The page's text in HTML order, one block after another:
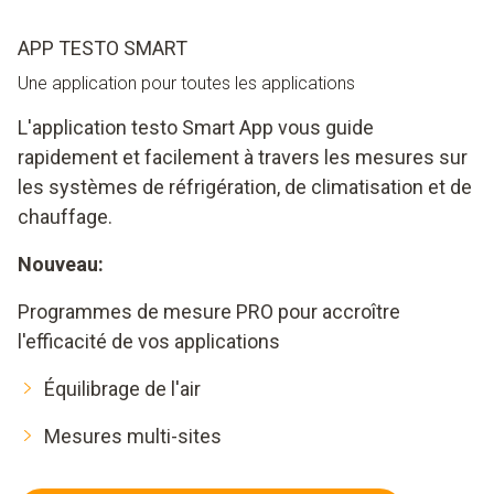
APP TESTO SMART
Une application pour toutes les applications
L'application testo Smart App vous guide
rapidement et facilement à travers les mesures sur
les systèmes de réfrigération, de climatisation et de
chauffage.
Nouveau:
Programmes de mesure PRO pour accroître
l'efficacité de vos applications
Équilibrage de l'air
Mesures multi-sites